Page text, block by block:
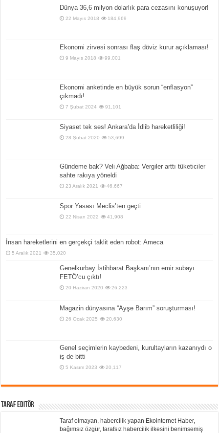
Dünya 36,6 milyon dolarlık para cezasını konuşuyor!
22 Mayıs 2018 184,969
Ekonomi zirvesi sonrası flaş döviz kurur açıklaması!
9 Mayıs 2018 99,001
Ekonomi anketinde en büyük sorun “enflasyon”
çıkmadı!
7 Şubat 2024 91,101
Siyaset tek ses! Ankara’da İdlib hareketliliği!
28 Şubat 2020 53,699
Gündeme bak? Veli Ağbaba: Vergiler arttı tüketiciler
sahte rakıya yöneldi
23 Aralık 2021 46,667
Spor Yasası Meclis’ten geçti
22 Nisan 2022 41,908
İnsan hareketlerini en gerçekçi taklit eden robot: Ameca
5 Aralık 2021 35,020
Genelkurbay İstihbarat Başkanı’nın emir subayı
FETÖ’cu çıktı!
20 Haziran 2020 26,223
Magazin dünyasına “Ayşe Barım” soruşturması!
26 Ocak 2025 20,630
Genel seçimlerin kaybedeni, kurultayların kazanıydı o
iş de bitti
5 Kasım 2023 20,117
Taraf Editör
Taraf olmayan, habercilik yapan Ekointernet Haber,
bağımsız özgür, tarafsız habercilik ilkesini benimsemiş